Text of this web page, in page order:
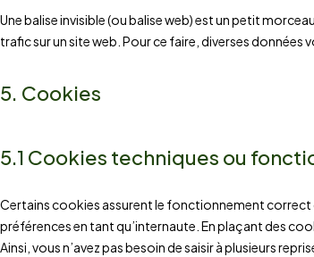
Une balise invisible (ou balise web) est un petit
trafic sur un site web. Pour ce faire, diverses données
5. Cookies
5.1 Cookies techniques ou
Certains cookies assurent le fonctionnement correct
préférences en tant qu’internaute. En plaçant des
Ainsi, vous n’avez pas besoin de saisir à plusieurs